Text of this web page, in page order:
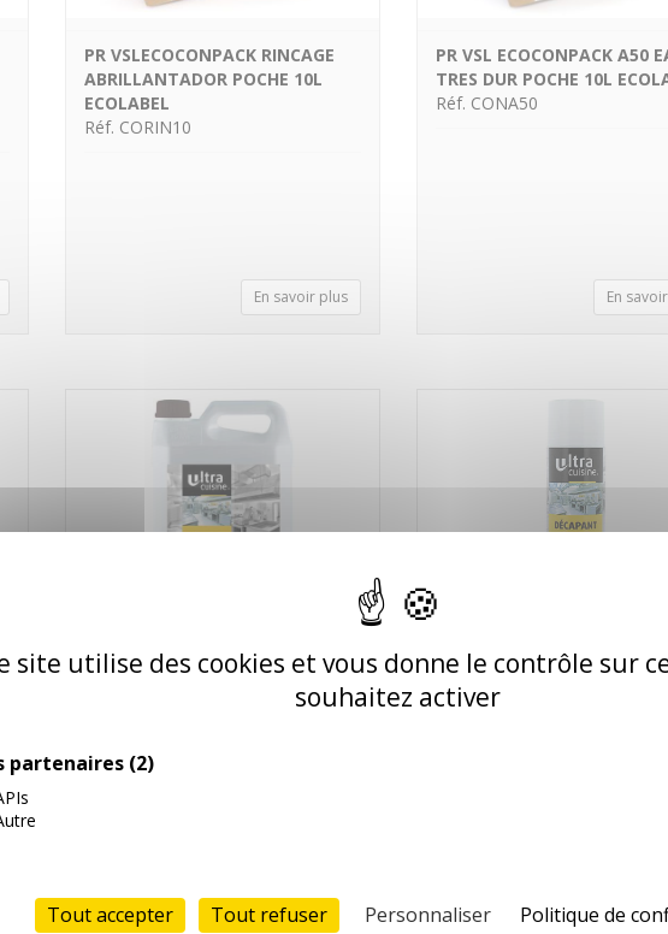
site utilise des cookies et vous donne le contrôle sur
souhaitez activer
partenaires (2)
Tout accepter Tout refuser Personnaliser Politique de
PR VSLECOCONPACK RINCAGE
ABRILLANTADOR POCHE 10L
ECOLABEL
Réf. CORIN10
En savoir plus
PR VSL ECOCONPACK A50
TRES DUR POCHE 10L
Réf. CONA50
En
DETERGENT GRAND FROID
En savoir plus
FOUR AEROSOL DECAPANT
500ml/650
En